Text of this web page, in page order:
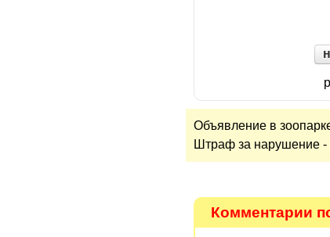
Объявление в
Штраф за нарушение -
Комментарии